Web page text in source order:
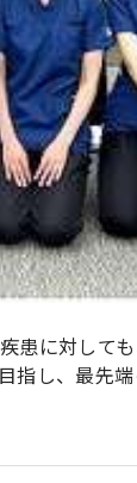
患に対して
指し、最先